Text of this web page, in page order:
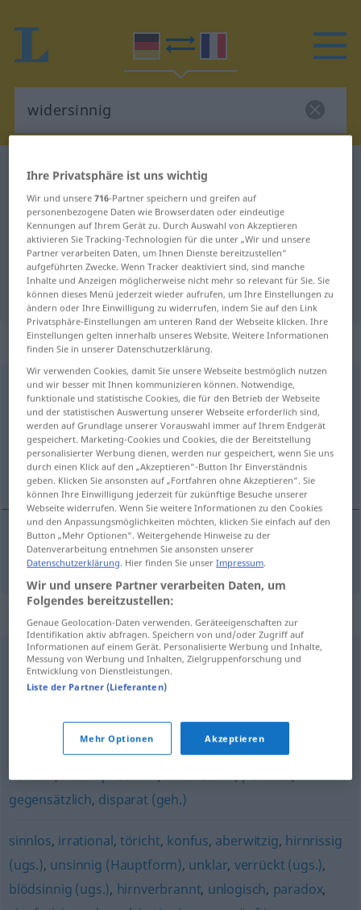
Deutsch-Französisch Wörterbuch
Deutsch-Französisch Übersetzung
für "widersinnig"
"widersinnig" Französisch
Übersetzung
„widersinnig“: Adjektiv
widersinnigadj
Übersicht aller Übersetzungen
(Für mehr Details die Übersetzung anklicken/antippen)
absurde
absurde widersinnig
Synonyme für "widersinnig"
ungereimt,abwegig,verworren , unsinnig verrückt
kraus,unverständlich
störend
konträr,widersprüchlich,antithetisch,paradox,
gegensätzlich, disparat (geh.)
sinnlos, irrational, töricht, konfus, aberwitzig, hirnrissig
(ugs.), unsinnig (Hauptform), unklar, verrückt (ugs.),
blödsinnig (ugs.), hirnverbrannt, unlogisch, paradox,
Ihre Privatsphäre ist uns wichtig
Wir und unsere716-Partner speichern und greifen auf
personenbezogene Daten wie Browserdaten oder eindeutige
Kennungen auf Ihrem Gerät zu. Durch Auswahl von Akzeptieren
aktivieren Sie Tracking-Technologien für die unter „Wir und unsere
Partner verarbeiten Daten, um Ihnen Dienste bereitzustellen“
aufgeführten Zwecke. Wenn Tracker deaktiviert sind, sind manche
Inhalte und Anzeigen möglicherweise nicht mehr so relevant für Sie. Sie
können dieses Menü jederzeit wieder aufrufen, um Ihre Einstellungen zu
ändern oder Ihre Einwilligung zu widerrufen, indem Sie auf den Link
Privatsphäre-Einstellungen am unteren Rand der Webseite klicken. Ihre
Einstellungen gelten innerhalb unseres Website. Weitere Informationen
finden Sie in unserer Datenschutzerklärung.
Wir verwenden Cookies, damit Sie unsere Webseite bestmöglich nutzen
und wir besser mit Ihnen kommunizieren können. Notwendige,
funktionale und statistische Cookies, die für den Betrieb der Webseite
und der statistischen Auswertung unserer Webseite erforderlich sind,
werden auf Grundlage unserer Vorauswahl immer auf Ihrem Endgerät
gespeichert. Marketing-Cookies und Cookies, die der Bereitstellung
personalisierter Werbung dienen, werden nur gespeichert, wenn Sie uns
durch einen Klick auf den „Akzeptieren“-Button Ihr Einverständnis
geben. Klicken Sie ansonsten auf „Fortfahren ohne Akzeptieren“. Sie
können Ihre Einwilligung jederzeit für zukünftige Besuche unserer
Webseite widerrufen. Wenn Sie weitere Informationen zu den Cookies
und den Anpassungsmöglichkeiten möchten, klicken Sie einfach auf den
Button „Mehr Optionen“. Weitergehende Hinweise zu der
Datenverarbeitung entnehmen Sie ansonsten unserer
Datenschutzerklärung. Hier finden Sie unserImpressum.
Wir und unsere Partner verarbeiten Daten, um
Folgendes bereitzustellen:
Genaue Geolocation-Daten verwenden. Geräteeigenschaften zur
Identifikation aktiv abfragen. Speichern von und/oder Zugriff auf
Informationen auf einem Gerät. Personalisierte Werbung und Inhalte,
Messung von Werbung und Inhalten, Zielgruppenforschung und
Entwicklung von Dienstleistungen.
Liste der Partner (Lieferanten)
Mehr Optionen Akzeptieren